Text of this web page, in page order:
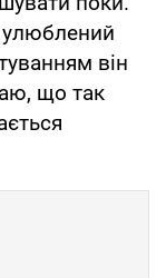
він
що так